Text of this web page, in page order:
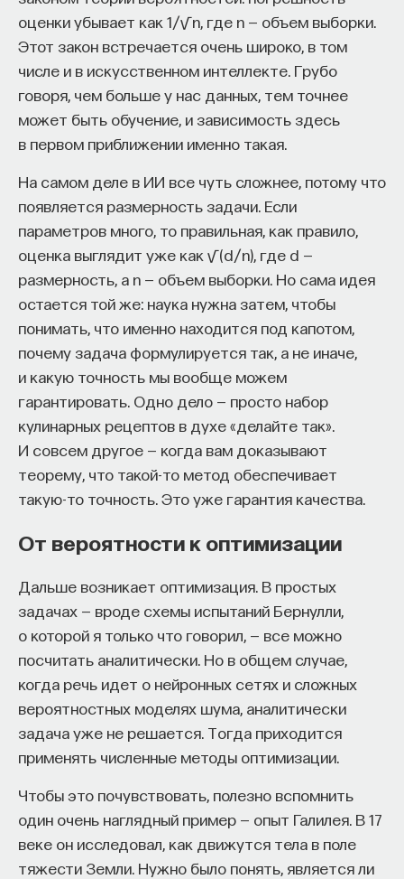
оценки убывает как 1/√n, где n — объем выборки.
Этот закон встречается очень широко, в том
числе и в искусственном интеллекте. Грубо
говоря, чем больше у нас данных, тем точнее
может быть обучение, и зависимость здесь
в первом приближении именно такая.
На самом деле в ИИ все чуть сложнее, потому что
появляется размерность задачи. Если
параметров много, то правильная, как правило,
оценка выглядит уже как √(d/n), где d —
размерность, а n — объем выборки. Но сама идея
остается той же: наука нужна затем, чтобы
понимать, что именно находится под капотом,
почему задача формулируется так, а не иначе,
и какую точность мы вообще можем
гарантировать. Одно дело — просто набор
кулинарных рецептов в духе «делайте так».
И совсем другое — когда вам доказывают
теорему, что такой-то метод обеспечивает
такую-то точность. Это уже гарантия качества.
От вероятности к оптимизации
Дальше возникает оптимизация. В простых
задачах — вроде схемы испытаний Бернулли,
о которой я только что говорил, — все можно
посчитать аналитически. Но в общем случае,
когда речь идет о нейронных сетях и сложных
вероятностных моделях шума, аналитически
задача уже не решается. Тогда приходится
применять численные методы оптимизации.
Чтобы это почувствовать, полезно вспомнить
один очень наглядный пример — опыт Галилея. В 17
веке он исследовал, как движутся тела в поле
тяжести Земли. Нужно было понять, является ли